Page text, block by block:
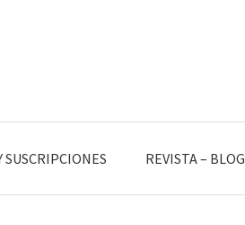
SUSCRIPCIONES REVISTA – BLOG